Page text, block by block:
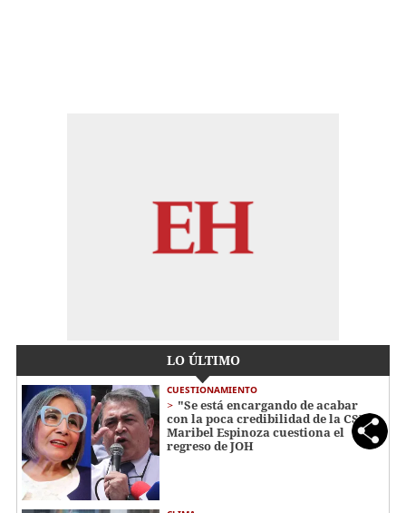
LO ÚLTIMO
CUESTIONAMIENTO
"Se está encargando de acabar
con la poca credibilidad de la CSJ":
Maribel Espinoza cuestiona el
regreso de JOH